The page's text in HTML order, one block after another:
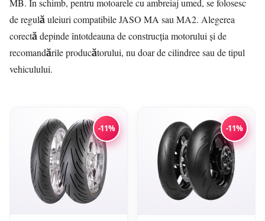
MB. În schimb, pentru motoarele cu ambreiaj umed, se folosesc
de regulă uleiuri compatibile JASO MA sau MA2. Alegerea
corectă depinde întotdeauna de construcția motorului și de
recomandările producătorului, nu doar de cilindree sau de tipul
vehiculului.
-11% -11%